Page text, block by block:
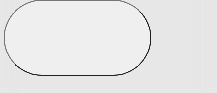
Prostěradla